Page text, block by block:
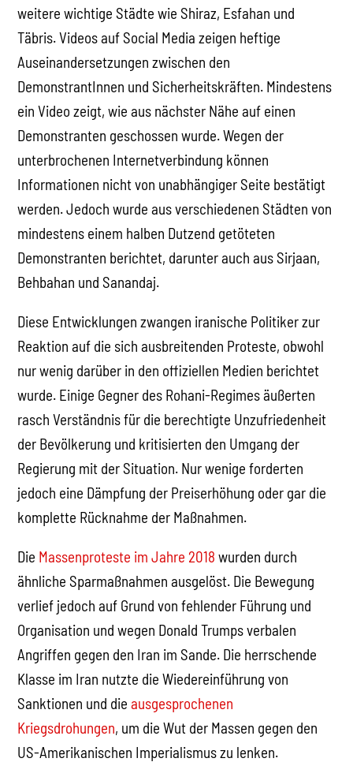
weitere wichtige Städte wie Shiraz, Esfahan und
Täbris. Videos auf Social Media zeigen heftige
Auseinandersetzungen zwischen den
DemonstrantInnen und Sicherheitskräften. Mindestens
ein Video zeigt, wie aus nächster Nähe auf einen
Demonstranten geschossen wurde. Wegen der
unterbrochenen Internetverbindung können
Informationen nicht von unabhängiger Seite bestätigt
werden. Jedoch wurde aus verschiedenen Städten von
mindestens einem halben Dutzend getöteten
Demonstranten berichtet, darunter auch aus Sirjaan,
Behbahan und Sanandaj.
Diese Entwicklungen zwangen iranische Politiker zur
Reaktion auf die sich ausbreitenden Proteste, obwohl
nur wenig darüber in den offiziellen Medien berichtet
wurde. Einige Gegner des Rohani-Regimes äußerten
rasch Verständnis für die berechtigte Unzufriedenheit
der Bevölkerung und kritisierten den Umgang der
Regierung mit der Situation. Nur wenige forderten
jedoch eine Dämpfung der Preiserhöhung oder gar die
komplette Rücknahme der Maßnahmen.
Die Massenproteste im Jahre 2018 wurden durch
ähnliche Sparmaßnahmen ausgelöst. Die Bewegung
verlief jedoch auf Grund von fehlender Führung und
Organisation und wegen Donald Trumps verbalen
Angriffen gegen den Iran im Sande. Die herrschende
Klasse im Iran nutzte die Wiedereinführung von
Sanktionen und dieausgesprochenen
Kriegsdrohungen, um die Wut der Massen gegen den
US-Amerikanischen Imperialismus zu lenken.